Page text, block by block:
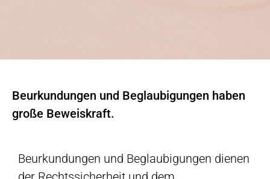
Beurkundungen und Beglaubigungen haben
große Beweiskraft.
Beurkundungen und Beglaubigungen dienen